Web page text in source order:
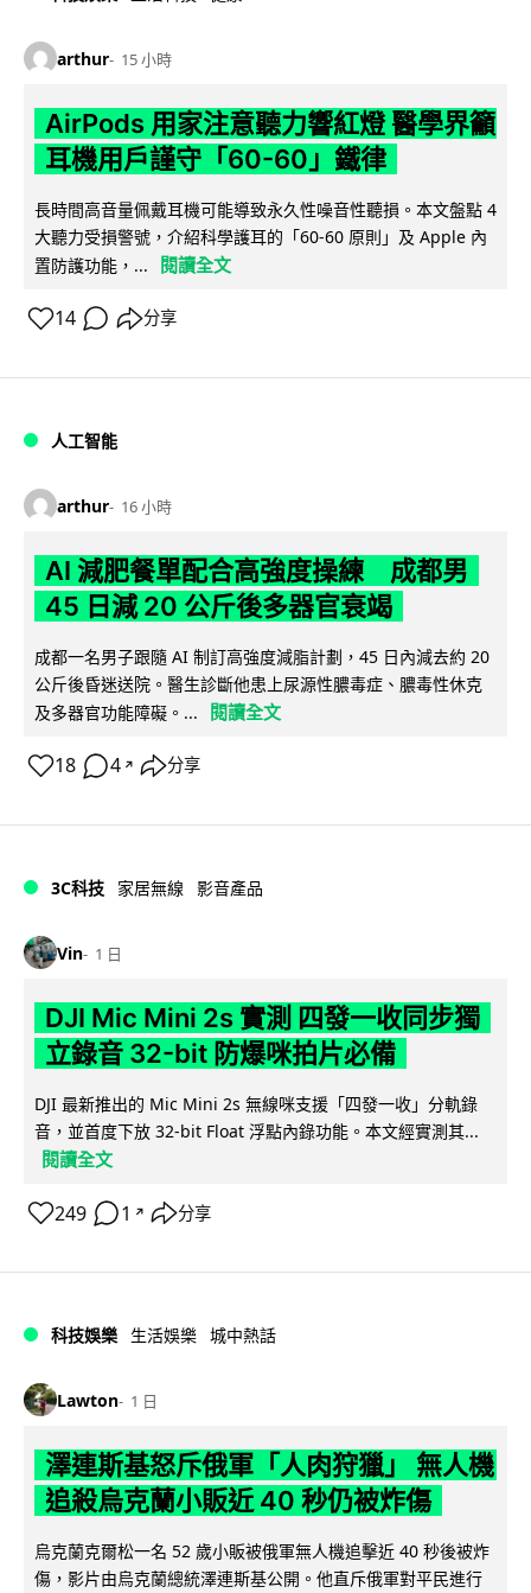
arthur 15 小時
AirPods 用家注意聽力響紅燈 醫學界籲
耳機用戶謹守「60-60」鐵律
長時間高音量佩戴耳機可能導致永久性噪音性聽損。本文盤點 4
大聽力受損警號，介紹科學護耳的「60-60 原則」及 Apple 內
置防護功能，...
閱讀全文
14 分享
人工智能
arthur 16 小時
AI 減肥餐單配合高強度操練 成都男
45 日減 20 公斤後多器官衰竭
成都一名男子跟隨 AI 制訂高強度減脂計劃，45 日內減去約 20
公斤後昏迷送院。醫生診斷他患上尿源性膿毒症、膿毒性休克
及多器官功能障礙。...
閱讀全文
18 4 ↗ 分享
3C科技 家居無線 影音產品
Vin 1 日
DJI Mic Mini 2s 實測 四發一收同步獨
立錄音 32-bit 防爆咪拍片必備
DJI 最新推出的 Mic Mini 2s 無線咪支援「四發一收」分軌錄
音，並首度下放 32-bit Float 浮點內錄功能。本文經實測其...
閱讀全文
249 1 ↗ 分享
科技娛樂 生活娛樂 城中熱話
Lawton 1 日
澤連斯基怒斥俄軍「人肉狩獵」 無人機
追殺烏克蘭小販近 40 秒仍被炸傷
烏克蘭克爾松一名 52 歲小販被俄軍無人機追擊近 40 秒後被炸
傷，影片由烏克蘭總統澤連斯基公開。他直斥俄軍對平民進行